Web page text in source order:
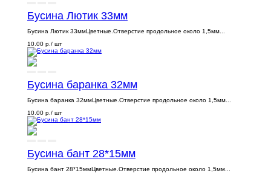
Бусина Лютик 33мм
Бусина Лютик 33ммЦветные.Отверстие продольное около 1,5мм...
10.00 р. / шт
Бусина баранка 32мм
Бусина баранка 32ммЦветные.Отверстие продольное около 1,5мм...
10.00 р. / шт
Бусина бант 28*15мм
Бусина бант 28*15ммЦветные.Отверстие продольное около 1,5мм...